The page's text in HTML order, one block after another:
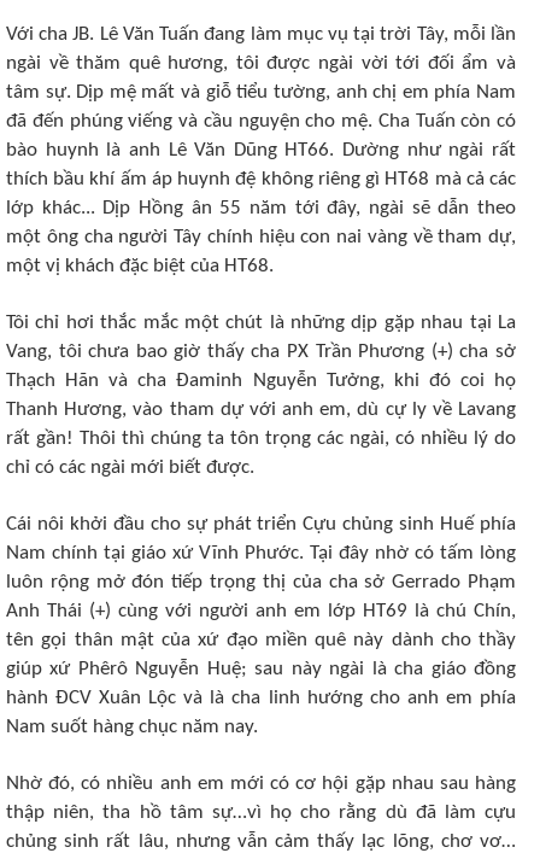
Với cha JB. Lê Văn Tuấn đang làm mục vụ tại trời Tây, mỗi lần
ngài về thăm quê hương, tôi được ngài vời tới đối ẩm và
tâm sự. Dịp mệ mất và giỗ tiểu tường, anh chị em phía Nam
đã đến phúng viếng và cầu nguyện cho mệ. Cha Tuấn còn có
bào huynh là anh Lê Văn Dũng HT66. Dường như ngài rất
thích bầu khí ấm áp huynh đệ không riêng gì HT68 mà cả các
lớp khác... Dịp Hồng ân 55 năm tới đây, ngài sẽ dẫn theo
một ông cha người Tây chính hiệu con nai vàng về tham dự,
một vị khách đặc biệt của HT68.
Tôi chỉ hơi thắc mắc một chút là những dịp gặp nhau tại La
Vang, tôi chưa bao giờ thấy cha PX Trần Phương (+) cha sở
Thạch Hãn và cha Đaminh Nguyễn Tưởng, khi đó coi họ
Thanh Hương, vào tham dự với anh em, dù cự ly về Lavang
rất gần! Thôi thì chúng ta tôn trọng các ngài, có nhiều lý do
chỉ có các ngài mới biết được.
Cái nôi khởi đầu cho sự phát triển Cựu chủng sinh Huế phía
Nam chính tại giáo xứ Vĩnh Phước. Tại đây nhờ có tấm lòng
luôn rộng mở đón tiếp trọng thị của cha sở Gerrado Phạm
Anh Thái (+) cùng với người anh em lớp HT69 là chú Chín,
tên gọi thân mật của xứ đạo miền quê này dành cho thầy
giúp xứ Phêrô Nguyễn Huệ; sau này ngài là cha giáo đồng
hành ĐCV Xuân Lộc và là cha linh hướng cho anh em phía
Nam suốt hàng chục năm nay.
Nhờ đó, có nhiều anh em mới có cơ hội gặp nhau sau hàng
thập niên, tha hồ tâm sự…vì họ cho rằng dù đã làm cựu
chủng sinh rất lâu, nhưng vẫn cảm thấy lạc lõng, chơ vơ…